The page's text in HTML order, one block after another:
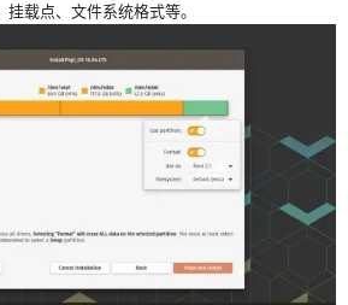
载点、文件系统格式等。